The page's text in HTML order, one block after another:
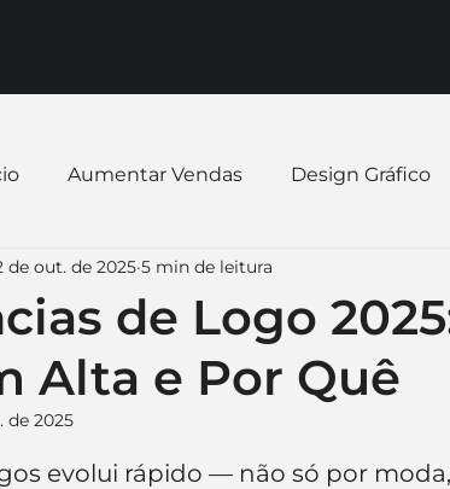
Aumentar Vendas Design Gráfico
marketing Expandir negócio
Nome para Empresa Logo
Slogan Papelaria Curiosidades
de Logo
Alta e Por Quê
de out. de 2025 5 min de leitura
de 2025
de 5 estrelas.
evolui rápido — não só por